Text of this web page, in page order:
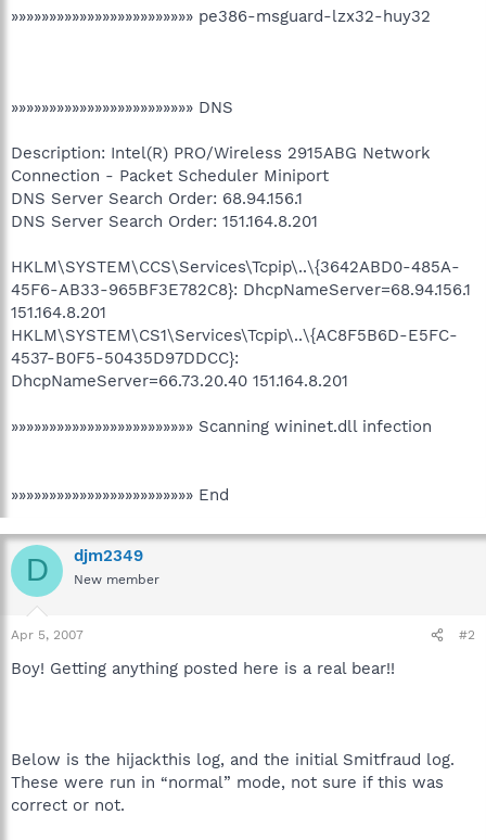
»»»»»»»»»»»»»»»»»»»»»»»» pe386-msguard-lzx32-huy32
»»»»»»»»»»»»»»»»»»»»»»»» DNS
Description: Intel(R) PRO/Wireless 2915ABG Network
Connection - Packet Scheduler Miniport
DNS Server Search Order: 68.94.156.1
DNS Server Search Order: 151.164.8.201
HKLM\SYSTEM\CCS\Services\Tcpip\..\{3642ABD0-485A-
45F6-AB33-965BF3E782C8}: DhcpNameServer=68.94.156.1
151.164.8.201
HKLM\SYSTEM\CS1\Services\Tcpip\..\{AC8F5B6D-E5FC-
4537-B0F5-50435D97DDCC}:
DhcpNameServer=66.73.20.40 151.164.8.201
»»»»»»»»»»»»»»»»»»»»»»»» Scanning wininet.dll infection
»»»»»»»»»»»»»»»»»»»»»»»» End
D djm2349
New member
Apr 5, 2007 #2
Boy! Getting anything posted here is a real bear!!
Below is the hijackthis log, and the initial Smitfraud log.
These were run in “normal” mode, not sure if this was
correct or not.